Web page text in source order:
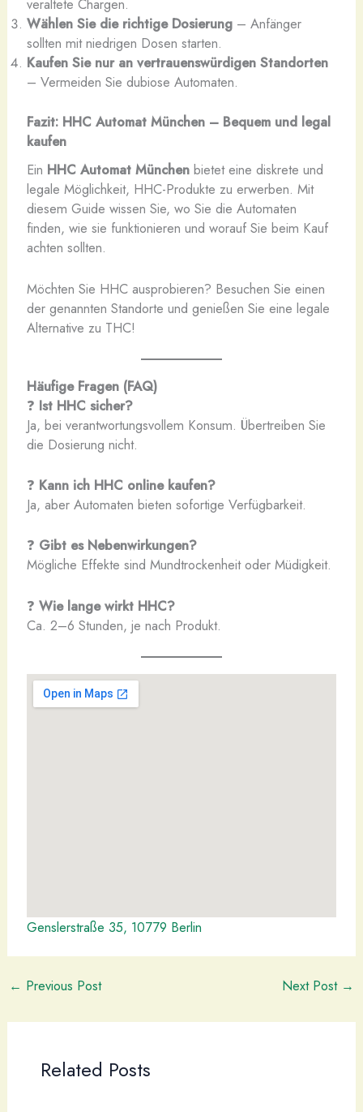
veraltete Chargen.
Wählen Sie die richtige Dosierung– Anfänger
sollten mit niedrigen Dosen starten.
Kaufen Sie nur an vertrauenswürdigen Standorten
– Vermeiden Sie dubiose Automaten.
Fazit: HHC Automat München – Bequem und legal
kaufen
Ein HHC Automat Münchenbietet eine diskrete und
legale Möglichkeit, HHC-Produkte zu erwerben. Mit
diesem Guide wissen Sie, wo Sie die Automaten
finden, wie sie funktionieren und worauf Sie beim Kauf
achten sollten.
Möchten Sie HHC ausprobieren? Besuchen Sie einen
der genannten Standorte und genießen Sie eine legale
Alternative zu THC!
Häufige Fragen (FAQ)
❓ Ist HHC sicher?
Ja, bei verantwortungsvollem Konsum. Übertreiben Sie
die Dosierung nicht.
❓ Kann ich HHC online kaufen?
Ja, aber Automaten bieten sofortige Verfügbarkeit.
❓ Gibt es Nebenwirkungen?
Mögliche Effekte sind Mundtrockenheit oder Müdigkeit.
❓ Wie lange wirkt HHC?
Ca. 2–6 Stunden, je nach Produkt.
Genslerstraße 35, 10779 Berlin
← Previous Post Next Post →
Related Posts